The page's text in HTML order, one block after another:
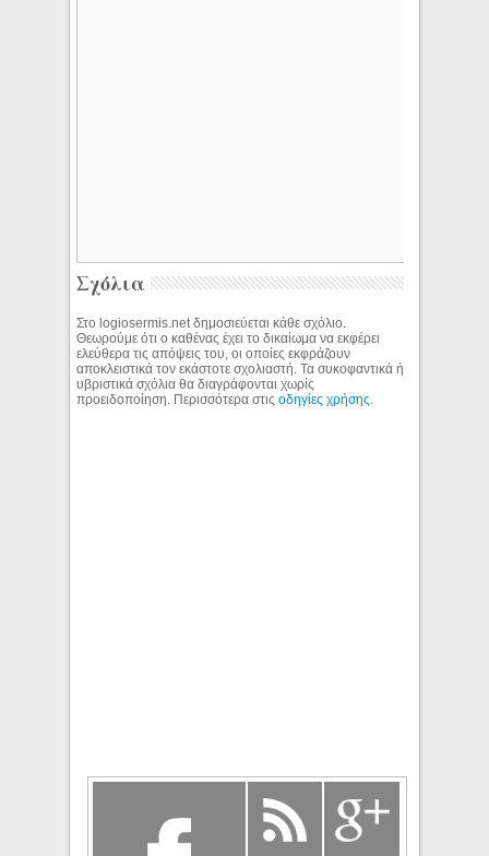
Σχόλια
Στο logiosermis.net δημοσιεύεται κάθε σχόλιο.
Θεωρούμε ότι ο καθένας έχει το δικαίωμα να εκφέρει
ελεύθερα τις απόψεις του, οι οποίες εκφράζουν
αποκλειστικά τον εκάστοτε σχολιαστή. Τα συκοφαντικά ή
υβριστικά σχόλια θα διαγράφονται χωρίς
προειδοποίηση. Περισσότερα στιςοδηγίες χρήσης.